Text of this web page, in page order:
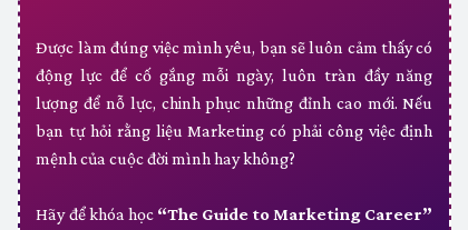
Được làm đúng việc mình yêu, bạn sẽ luôn cảm thấy có
động lực để cố gắng mỗi ngày, luôn tràn đầy năng
lượng để nỗ lực, chinh phục những đỉnh cao mới. Nếu
bạn tự hỏi rằng liệu Marketing có phải công việc định
mệnh của cuộc đời mình hay không?
Hãy để khóa học “The Guide to Marketing Career”